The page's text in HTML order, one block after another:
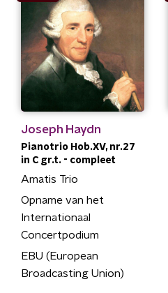
Joseph Haydn
Pianotrio Hob.XV, nr.27
in C gr.t. - compleet
Amatis Trio
Opname van het
Internationaal
Concertpodium
EBU (European
Broadcasting Union)